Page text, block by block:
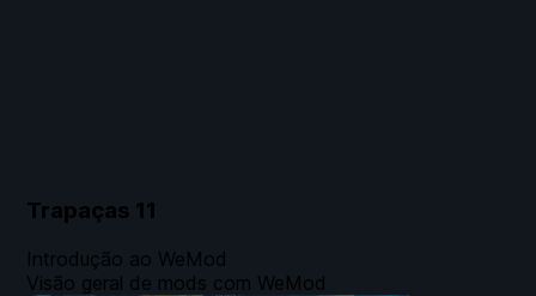
Trapaças 11
Introdução ao WeMod
Visão geral de mods com WeMod